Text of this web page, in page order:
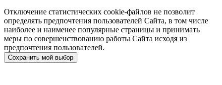
Отключение статистических cookie-файлов не позволит
определять предпочтения пользователей Сайта, в том числе
наиболее и наименее популярные страницы и принимать
меры по совершенствованию работы Сайта исходя из
предпочтения пользователей.
Сохранить мой выбор